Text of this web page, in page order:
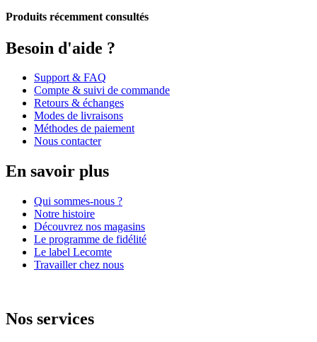
Produits récemment consultés
Besoin d'aide ?
Support & FAQ
Compte & suivi de commande
Retours & échanges
Modes de livraisons
Méthodes de paiement
Nous contacter
En savoir plus
Qui sommes-nous ?
Notre histoire
Découvrez nos magasins
Le programme de fidélité
Le label Lecomte
Travailler chez nous
Nos services